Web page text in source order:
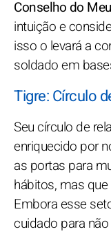
Conselho do
intuição e
isso o levará a
soldado em
Tigre: Círculo
Seu círculo de
enriquecido por
as portas para
hábitos, mas
Embora esse
cuidado para